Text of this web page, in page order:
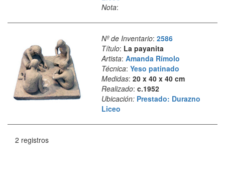
Nota:
Nº de Inventario: 2586
Título: La payanita
Artista: Amanda Rímolo
Técnica: Yeso patinado
Medidas: 20 x 40 x 40 cm
Realizado: c.1952
Ubicación: Prestado: Durazno
Liceo
2 registros